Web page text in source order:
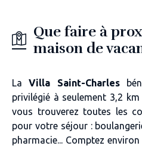
Que faire à
maison de
LaVilla Saint-Charles
privilégié à seulement 3,2
vous trouverez toutes les
pour votre séjour :
pharmacie... Comptez